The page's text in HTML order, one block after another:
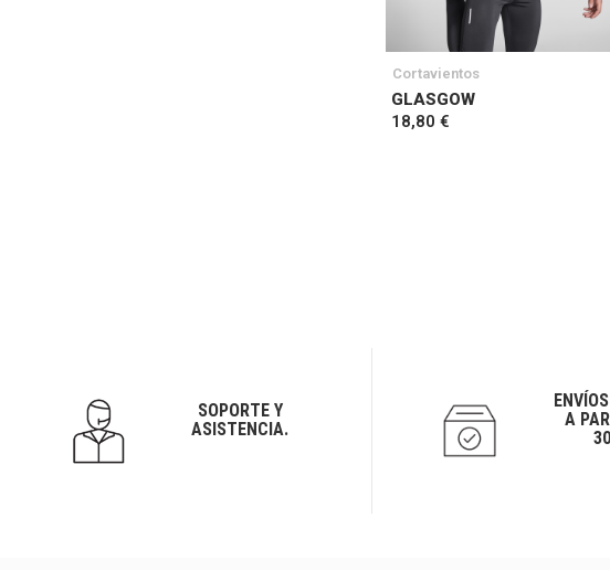
Cortavientos
GLASGOW
18,80 €
SOPORTE Y
ASISTENCIA.
A